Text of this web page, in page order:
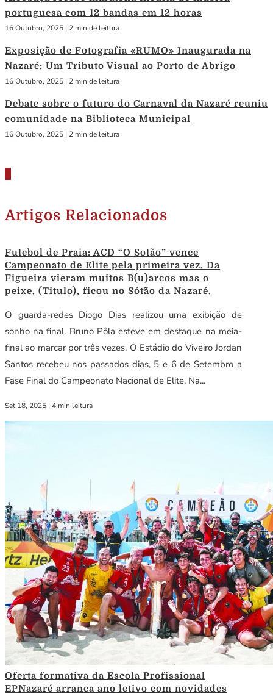
portuguesa com 12 bandas em 12 horas
16 Outubro, 2025 | 2 min de leitura
Exposição de Fotografia «RUMO» Inaugurada na
Nazaré: Um Tributo Visual ao Porto de Abrigo
16 Outubro, 2025 | 2 min de leitura
Debate sobre o futuro do Carnaval da Nazaré reuniu
comunidade na Biblioteca Municipal
16 Outubro, 2025 | 2 min de leitura
Artigos Relacionados
Futebol de Praia: ACD “O Sotão” vence
Campeonato de Elite pela primeira vez. Da
Figueira vieram muitos B(u)arcos mas o
peixe, (Titulo), ficou no Sótão da Nazaré.
O guarda-redes Diogo Dias realizou uma exibição de
sonho na final. Bruno Pôla esteve em destaque na meia-
final ao marcar por três vezes. O Estádio do Viveiro Jordan
Santos recebeu nos passados dias, 5 e 6 de Setembro a
Fase Final do Campeonato Nacional de Elite. Na...
Set 18, 2025 | 4 min leitura
Oferta formativa da Escola Profissional
EPNazaré arranca ano letivo com novidades